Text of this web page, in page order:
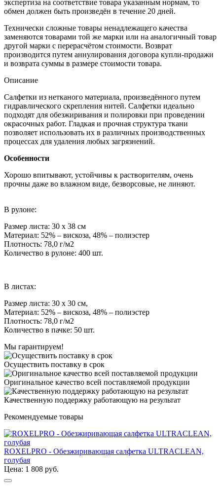
экспертиза на соответствие товара указанным нормам, то
обмен должен быть произведён в течение 20 дней.
Технически сложные товары ненадлежащего качества
заменяются товарами той же марки или на аналогичный товар
другой марки с перерасчётом стоимости. Возврат
производится путем аннулирования договора купли-продажи
и возврата суммы в размере стоимости товара.
Описание
Салфетки из нетканого материала, произведённого путем
гидравлического скрепления нитей. Салфетки идеально
подходят для обезжиривания и полировки при проведении
окрасочных работ. Гладкая и прочная структура ткани
позволяет использовать их в различных производственных
процессах для удаления любых загрязнений.
Особенности
Хорошо впитывают, устойчивы к растворителям, очень
прочны даже во влажном виде, безворсовые, не линяют.
В рулоне:
Размер листа: 30 х 38 см
Материал: 52% – вискоза, 48% – полиэстер
Плотность: 78,0 г/м2
Количество в рулоне: 400 шт.
В листах:
Размер листа: 30 х 30 см,
Материал: 52% – вискоза, 48% – полиэстер
Плотность: 78,0 г/м2
Количество в пачке: 50 шт.
Мы гарантируем!
Осуществить поставку в срок
Оригинальное качество всей поставляемой продукции
Качественную поддержку работающую на результат
Рекомендуемые товары
ROXELPRO - Обезжиривающая салфетка ULTRACLEAN,
голубая
Цена: 1 808 руб.